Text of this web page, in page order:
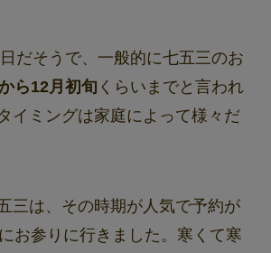
だそうで、一般的に七五三のお
ら12月初旬 くらいまでと言われ
イミングは家庭によって様々だ
三は、その時期が人気で予約が
お参りに行きました。寒くて寒